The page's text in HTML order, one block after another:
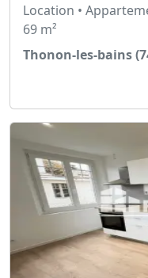
Location •
69 m²
Thonon-les-bains